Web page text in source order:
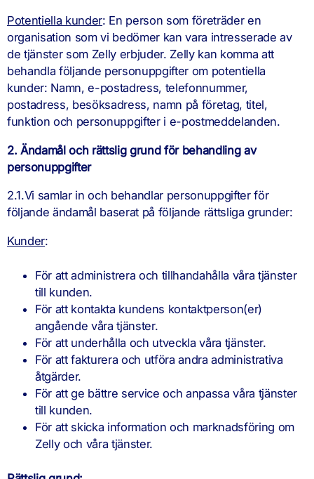
Potentiella kunder: En person som företräder en
organisation som vi bedömer kan vara intresserade av
de tjänster som Zelly erbjuder. Zelly kan komma att
behandla följande personuppgifter om potentiella
kunder: Namn, e-postadress, telefonnummer,
postadress, besöksadress, namn på företag, titel,
funktion och personuppgifter i e-postmeddelanden.
2. Ändamål och rättslig grund för behandling av
personuppgifter
2.1.Vi samlar in och behandlar personuppgifter för
följande ändamål baserat på följande rättsliga grunder:
Kunder:
För att administrera och tillhandahålla våra tjänster
till kunden.
För att kontakta kundens kontaktperson(er)
angående våra tjänster.
För att underhålla och utveckla våra tjänster.
För att fakturera och utföra andra administrativa
åtgärder.
För att ge bättre service och anpassa våra tjänster
till kunden.
För att skicka information och marknadsföring om
Zelly och våra tjänster.